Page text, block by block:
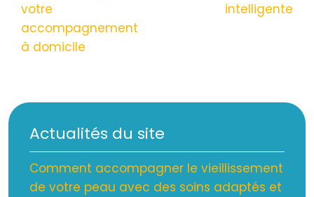
votre
accompagnement
à domicile
intelligente
Actualités du site
Comment accompagner le vieillissement
de votre peau avec des soins adaptés et